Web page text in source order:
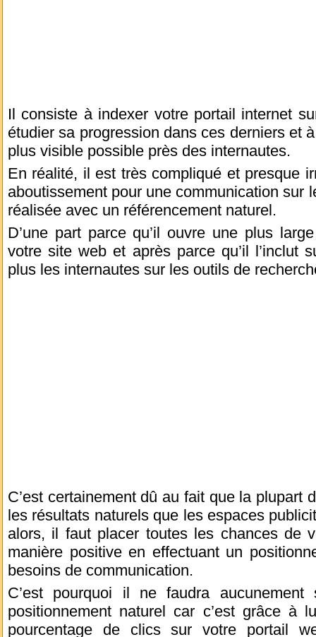
Il consiste à indexer votre portail internet
étudier sa progression dans ces derniers et
plus visible possible près des internautes.
En réalité, il est très compliqué et presque
aboutissement pour une communication sur
réalisée avec un référencement naturel.
D’une part parce qu’il ouvre une plus
votre site web et après parce qu’il l’inclut
plus les internautes sur les outils de
C’est certainement dû au fait que la plupart
les résultats naturels que les espaces
alors, il faut placer toutes les chances de
manière positive en effectuant un
besoins de communication.
C’est pourquoi il ne faudra aucunement
positionnement naturel car c’est grâce à
pourcentage de clics sur votre portail